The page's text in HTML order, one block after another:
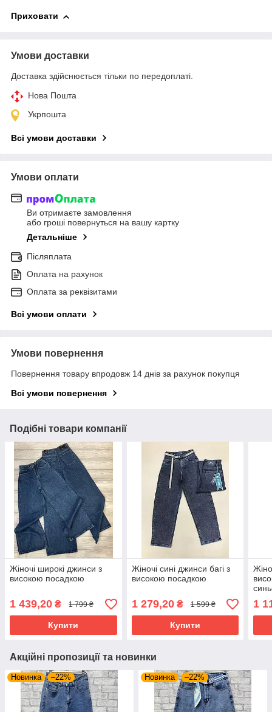
Приховати
Умови доставки
Доставка здійснюється тільки по передоплаті.
Нова Пошта
Укрпошта
Всі умови доставки
Умови оплати
Ви отримаєте замовлення
або гроші повернуться на вашу картку
Детальніше
Післяплата
Оплата на рахунок
Оплата за реквізитами
Всі умови оплати
Умови повернення
Повернення товару впродовж 14 днів за рахунок покупця
Всі умови повернення
Подібні товари компанії
Жіночі широкі джинси з
високою посадкою
1 439,20 ₴ 1 799 ₴
Купити
Жіночі сині джинси багі з
високою посадкою
1 279,20₴ 1 599 ₴
Купити
1
Акційні пропозиції та новинки
Новинка –22% Новинка –22%